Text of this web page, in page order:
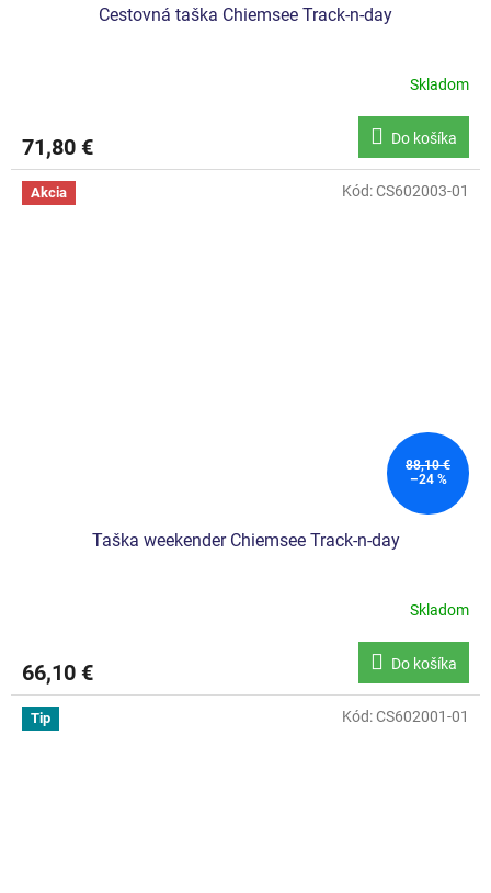
Cestovná taška Chiemsee Track-n-day
Skladom
71,80 € Do košíka
Akcia
88,10 €
–24 %
Taška weekender Chiemsee Track-n-day
Skladom
66,10 € Do košíka
Kód:CS602003-01
Tip Kód:CS602001-01